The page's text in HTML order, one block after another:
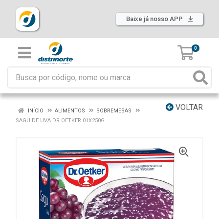
Baixe já nosso APP
0
VOLTAR
INÍCIO ALIMENTOS
SOBREMESAS
SAGU DE UVA DR OETKER 01X250G